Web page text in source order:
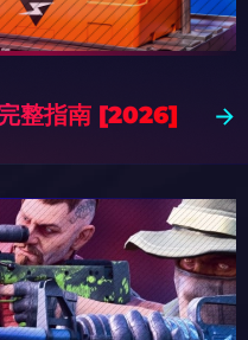
整指南 [2026]